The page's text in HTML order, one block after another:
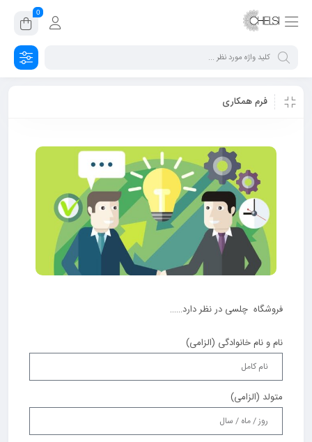
0
فرم همکاری
فروشگاه چلسی در نظر دارد……
نام و نام خانوادگی (الزامی)
متولد (الزامی)